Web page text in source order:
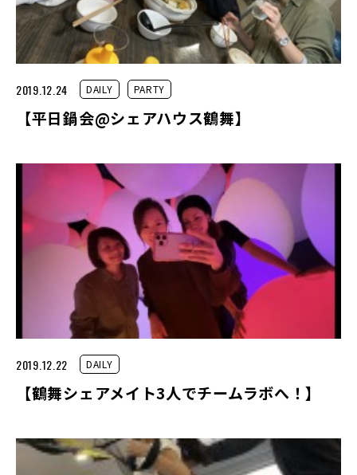
2019.12.24 DAILY PARTY
【平日鍋会@シェアハウス鶴舞】
2019.12.22 DAILY
【鶴舞シェアメイト3人でチームラボへ！】